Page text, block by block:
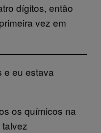
dígitos, então
vez em
e eu estava
os químicos na